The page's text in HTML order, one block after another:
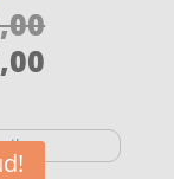
Den
kr.
pris
er: